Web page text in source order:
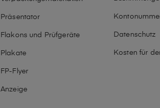
Präsentator
Flakons und Prüfgeräte
Plakate
FP-Flyer
Anzeige
Datenschutz
Kosten für